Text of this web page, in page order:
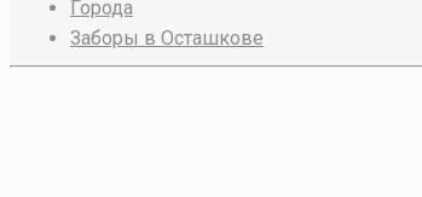
Города
Заборы в Осташкове